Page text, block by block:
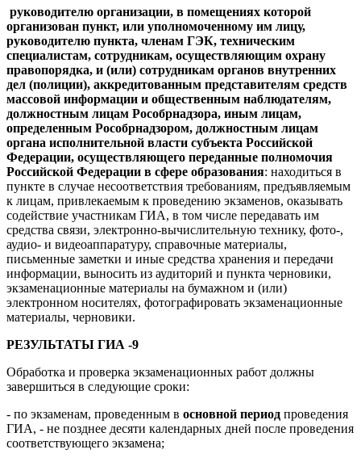
руководителю организации, в помещениях которой
организован пункт, или уполномоченному им лицу,
руководителю пункта, членам ГЭК, техническим
специалистам, сотрудникам, осуществляющим охрану
правопорядка, и (или) сотрудникам органов внутренних
дел (полиции), аккредитованным представителям средств
массовой информации и общественным наблюдателям,
должностным лицам Рособрнадзора, иным лицам,
определенным Рособрнадзором, должностным лицам
органа исполнительной власти субъекта Российской
Федерации, осуществляющего переданные полномочия
Российской Федерации в сфере образования: находиться в
пункте в случае несоответствия требованиям, предъявляемым
к лицам, привлекаемым к проведению экзаменов, оказывать
содействие участникам ГИА, в том числе передавать им
средства связи, электронно-вычислительную технику, фото-,
аудио- и видеоаппаратуру, справочные материалы,
письменные заметки и иные средства хранения и передачи
информации, выносить из аудиторий и пункта черновики,
экзаменационные материалы на бумажном и (или)
электронном носителях, фотографировать экзаменационные
материалы, черновики.
РЕЗУЛЬТАТЫ ГИА -9
Обработка и проверка экзаменационных работ должны
завершиться в следующие сроки:
- по экзаменам, проведенным в основной период проведения
ГИА, - не позднее десяти календарных дней после проведения
соответствующего экзамена;